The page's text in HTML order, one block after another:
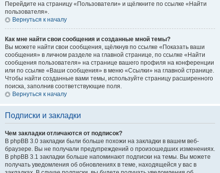
Перейдите на страницу «Пользователи» и щёлкните по ссылке «Найти
пользователя».
Вернуться к началу
Как мне найти свои сообщения и созданные мной темы?
Вы можете найти свои сообщения, щёлкнув по ссылке «Показать ваши
сообщения» в личном разделе на главной странице, по ссылке «Найти
сообщения пользователя» на странице вашего профиля на конференции
или по ссылке «Ваши сообщения» в меню «Ссылки» на главной странице.
Чтобы найти созданные вами темы, используйте страницу расширенного
поиска, заполнив соответствующие поля.
Вернуться к началу
Подписки и закладки
Чем закладки отличаются от подписок?
В phpBB 3.0 закладки были больше похожи на закладки в вашем веб-
браузере. Вы не получали предупреждений о произошедших изменениях.
В phpBB 3.1 закладки больше напоминают подписки на темы. Вы можете
получать уведомления об обновлениях в теме, находящейся у вас в